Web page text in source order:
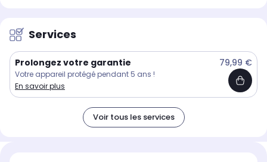
Services
Prolongez votre garantie 79,99 €
Votre appareil protégé pendant 5 ans !
En savoir plus
Voir tous les services